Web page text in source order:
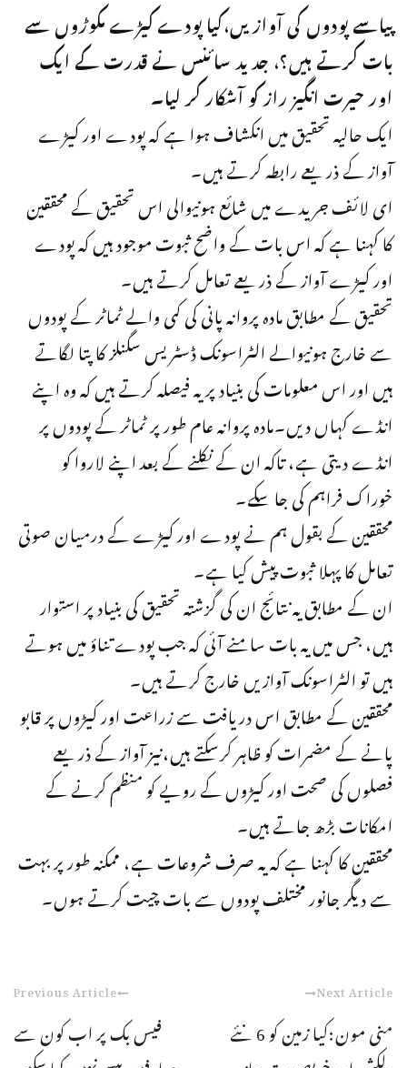
پیاسے پودوں کی آوازیں،کیا پودے کیڑے مکوڑوں سے
بات کرتے ہیں؟، جدید سائنس نے قدرت کے ایک
اور حیرت انگیز راز کو آشکار کر لیا۔
ایک حالیہ تحقیق میں انکشاف ہوا ہے کہ پودے اور کیڑے
آواز کے ذریعے رابطہ کرتے ہیں۔
ای لائف جریدے میں شائع ہونیوالی اس تحقیق کے محققین
کا کہنا ہے کہ اس بات کے واضح ثبوت موجود ہیں کہ پودے
اور کیڑے آواز کے ذریعے تعامل کرتے ہیں۔
تحقیق کے مطابق مادہ پروانہ پانی کی کمی والے ٹماٹر کے پودوں
سے خارج ہونیوالے الٹراسونک ڈسٹریس سگنلز کا پتا لگاتے
ہیں اور اس معلومات کی بنیاد پر یہ فیصلہ کرتے ہیں کہ وہ اپنے
انڈے کہاں دیں۔مادہ پروانہ عام طور پر ٹماٹر کے پودوں پر
انڈے دیتی ہے، تاکہ ان کے نکلنے کے بعد اپنے لاروا کو
خوراک فراہم کی جا سکے۔
محققین کے بقول ہم نے پودے اور کیڑے کے درمیان صوتی
تعامل کا پہلا ثبوت پیش کیا ہے۔
ان کے مطابق یہ نتائج ان کی گزشتہ تحقیق کی بنیاد پر استوار
ہیں، جس میں یہ بات سامنے آئی کہ جب پودے تناؤ میں ہوتے
ہیں تو الٹراسونک آوازیں خارج کرتے ہیں۔
محققین کے مطابق اس دریافت سے زراعت اور کیڑوں پر قابو
پانے کے مضمرات کو ظاہر کرسکتے ہیں،نیز آواز کے ذریعے
فصلوں کی صحت اور کیڑوں کے رویے کو منظم کرنے کے
امکانات بڑھ جاتے ہیں۔
محققین کا کہنا ہے کہ یہ صرف شروعات ہے، ممکنہ طور پر بہت
سے دیگر جانور مختلف پودوں سے بات چیت کرتے ہوں۔
Previous Article
فیس بک پر اب کون سے
Next Article
منی مون:کیا زمین کو 6 نئے